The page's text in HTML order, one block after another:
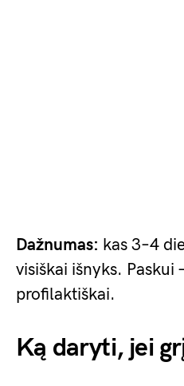
Dažnumas: kas 3–4
visiškai išnyks. Paskui
profilaktiškai.
Ką daryti, jei